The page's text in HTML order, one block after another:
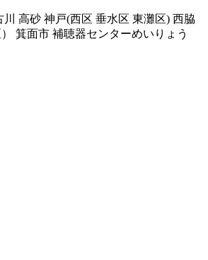
川 高砂 神戸(西区 垂水区 東灘区) 西脇
箕面市 補聴器センターめいりょう